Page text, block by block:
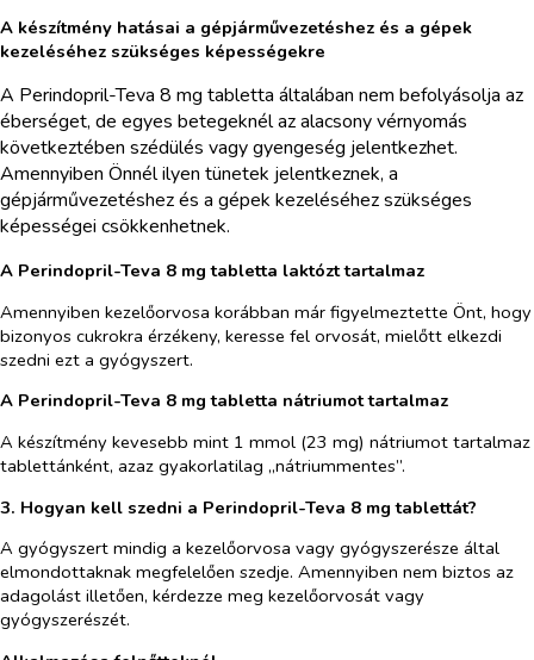
A készítmény hatásai a gépjárművezetéshez és a gépek
kezeléséhez szükséges képességekre
A Perindopril-Teva 8 mg tabletta általában nem befolyásolja az
éberséget, de egyes betegeknél az alacsony vérnyomás
következtében szédülés vagy gyengeség jelentkezhet.
Amennyiben Önnél ilyen tünetek jelentkeznek, a
gépjárművezetéshez és a gépek kezeléséhez szükséges
képességei csökkenhetnek.
A Perindopril-Teva 8 mg tabletta laktózt tartalmaz
Amennyiben kezelőorvosa korábban már figyelmeztette Önt, hogy
bizonyos cukrokra érzékeny, keresse fel orvosát, mielőtt elkezdi
szedni ezt a gyógyszert.
A Perindopril-Teva 8 mg tabletta nátriumot tartalmaz
A készítmény kevesebb mint 1 mmol (23 mg) nátriumot tartalmaz
tablettánként, azaz gyakorlatilag „nátriummentes”.
3. Hogyan kell szedni a Perindopril-Teva 8 mg tablettát?
A gyógyszert mindig a kezelőorvosa vagy gyógyszerésze által
elmondottaknak megfelelően szedje. Amennyiben nem biztos az
adagolást illetően, kérdezze meg kezelőorvosát vagy
gyógyszerészét.